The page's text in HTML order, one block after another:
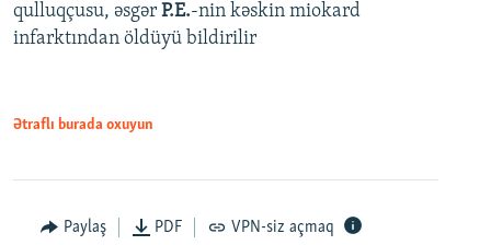
qulluqçusu, əsgər P.E.-nin kəskin miokard
infarktından öldüyü bildirilir
Ətraflı burada oxuyun
Paylaş PDF VPN-siz açmaq